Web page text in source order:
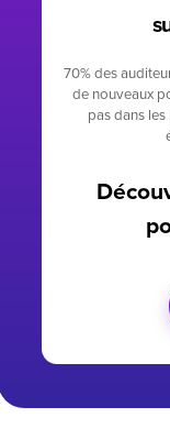
70% des
de nouveaux
pas dans